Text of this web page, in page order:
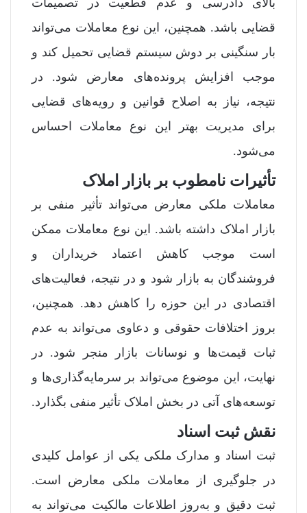
بالای دادرسی و عدم قطعیت در تصمیمات
قضایی باشد. همچنین، این نوع معاملات می‌تواند
بار سنگینی بر دوش سیستم قضایی تحمیل کند و
موجب افزایش پرونده‌های معارض شود. در
نتیجه، نیاز به اصلاح قوانین و رویه‌های قضایی
برای مدیریت بهتر این نوع معاملات احساس
می‌شود.
تأثیرات نامطوب بر بازار املاک
معاملات ملکی معارض می‌تواند تأثیر منفی بر
بازار املاک داشته باشد. این نوع معاملات ممکن
است موجب کاهش اعتماد خریداران و
فروشندگان به بازار شود و در نتیجه، فعالیت‌های
اقتصادی در این حوزه را کاهش دهد. همچنین،
بروز اختلافات حقوقی و دعاوی می‌تواند به عدم
ثبات قیمت‌ها و نوسانات بازار منجر شود. در
نهایت، این موضوع می‌تواند بر سرمایه‌گذاری‌ها و
توسعه‌های آتی در بخش املاک تأثیر منفی بگذارد.
نقش ثبت اسناد
ثبت اسناد و مدارک ملکی یکی از عوامل کلیدی
در جلوگیری از معاملات ملکی معارض است.
ثبت دقیق و به‌روز اطلاعات مالکیت می‌تواند به